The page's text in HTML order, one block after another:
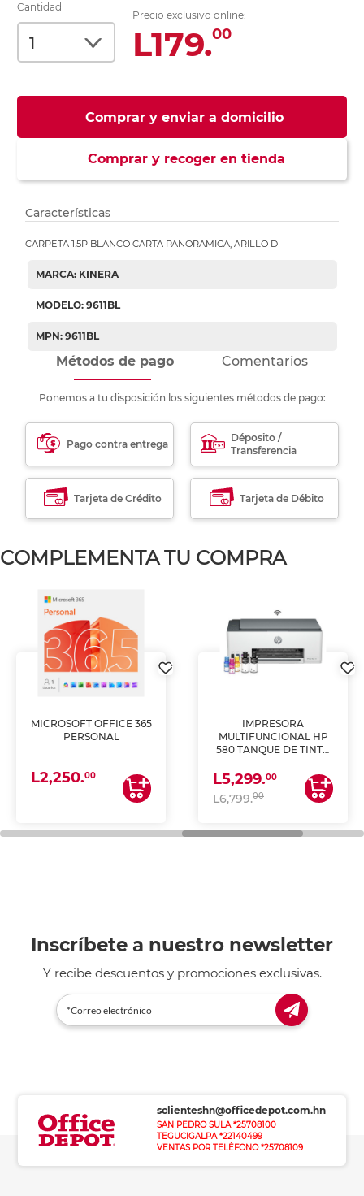
Cantidad
Precio exclusivo online:
L179.00
Comprar y enviar a domicilio
Comprar y recoger en tienda
Características
CARPETA 1.5P BLANCO CARTA PANORAMICA, ARILLO D
MARCA: KINERA
MODELO: 9611BL
MPN: 9611BL
Métodos de pago Comentarios
Ponemos a tu disposición los siguientes métodos de pago:
Pago contra entrega
Déposito /
Transferencia
Tarjeta de Crédito Tarjeta de Débito
COMPLEMENTA TU COMPRA
MICROSOFT OFFICE 365
PERSONAL
L2,250.00
IMPRESORA
MULTIFUNCIONAL HP
580 TANQUE DE TINTA
ESCANEA)
L5,299.00
L6,799.00
Inscríbete a nuestro newsletter
Y recibe descuentos y promociones exclusivas.
sclienteshn@officedepot.com.hn
SAN PEDRO SULA *25708100
TEGUCIGALPA *22140499
VENTAS POR TELÉFONO *25708109